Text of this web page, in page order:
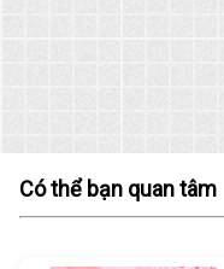
Có thể bạn quan tâm